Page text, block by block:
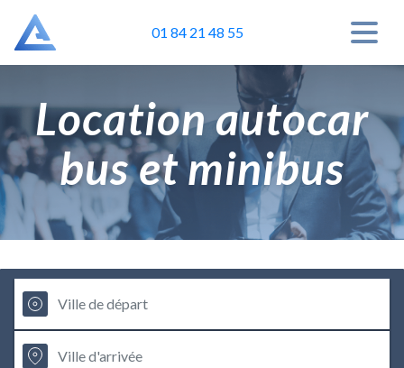
01 84 21 48 55
Location autocar
bus et minibus